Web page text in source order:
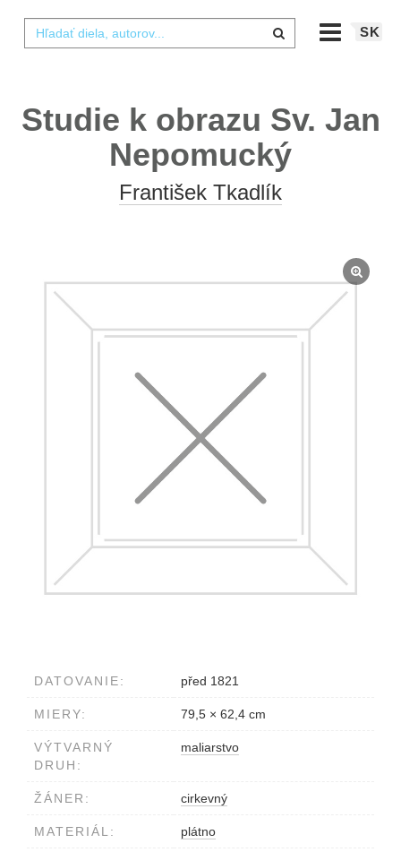
SK
Studie k obrazu Sv. Jan
Nepomucký
František Tkadlík
DATOVANIE: před 1821
MIERY: 79,5 × 62,4 cm
VÝTVARNÝ
DRUH:
maliarstvo
ŽÁNER: cirkevný
MATERIÁL: plátno